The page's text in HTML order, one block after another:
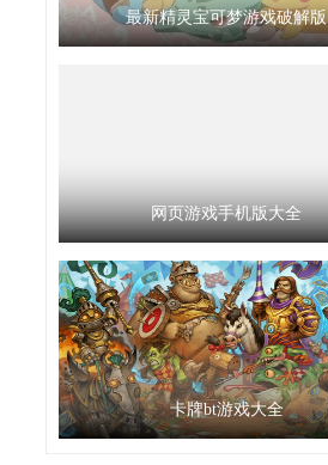
最新精灵宝可梦游戏破解版
网页游戏手机版大全
卡牌bt游戏大全